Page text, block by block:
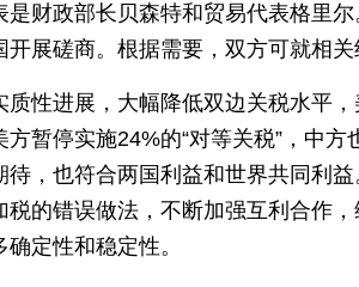
财政部长贝森特和贸易代表格里尔
展磋商。根据需要，双方可就相关
性进展，大幅降低双边关税水平
暂停实施24%的“对等关税”，中
，也符合两国利益和世界共同利
的错误做法，不断加强互利合作
定性和稳定性。